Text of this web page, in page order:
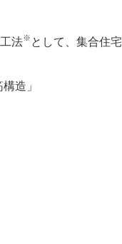
法※ として、集合住宅
造」